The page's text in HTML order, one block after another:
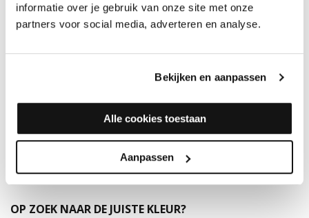
informatie over je gebruik van onze site met onze
partners voor social media, adverteren en analyse.
Bekijken en aanpassen
Alle cookies toestaan
Aanpassen
dan175 kleuren folieverkrijgbaar. Dit profiel is voorzien van twee
plakstrips, waardoor het ook andersom gemonteerd kan
in hetzelfde decor verkrijgbaar
In deze kleur is ook eenhoeklijnprofielbeschikbaar van 24,5 x
Let op:houd rekening met +/- 5% snijverlies tijdens montage
OP ZOEK NAAR DE JUISTE KLEUR?